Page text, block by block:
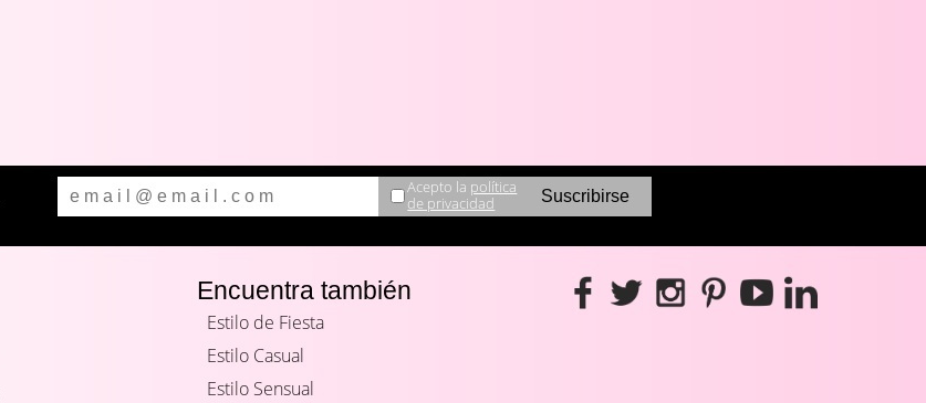
Acepto la política
de privacidad
Encuentra también
Estilo de Fiesta
Estilo Casual
Estilo Sensual